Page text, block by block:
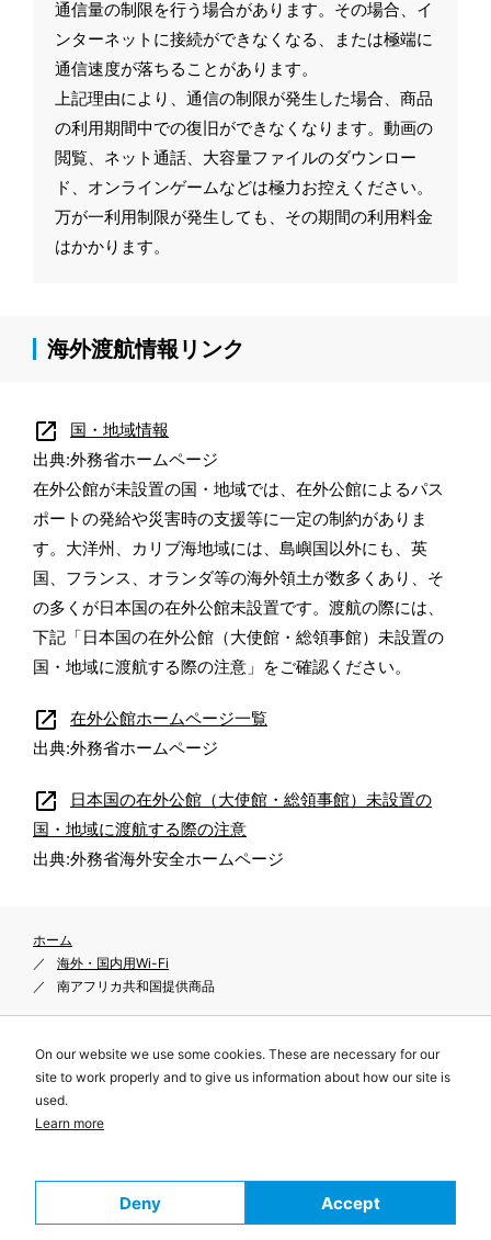
通信量の制限を行う場合があります。その場合、イ
ンターネットに接続ができなくなる、または極端に
通信速度が落ちることがあります。
上記理由により、通信の制限が発生した場合、商品
の利用期間中での復旧ができなくなります。動画の
閲覧、ネット通話、大容量ファイルのダウンロー
ド、オンラインゲームなどは極力お控えください。
万が一利用制限が発生しても、その期間の利用料金
はかかります。
海外渡航情報リンク
open_in_new
国・地域情報
出典:外務省ホームページ
在外公館が未設置の国・地域では、在外公館によるパス
ポートの発給や災害時の支援等に一定の制約がありま
す。大洋州、カリブ海地域には、島嶼国以外にも、英
国、フランス、オランダ等の海外領土が数多くあり、そ
の多くが日本国の在外公館未設置です。渡航の際には、
下記「日本国の在外公館（大使館・総領事館）未設置の
国・地域に渡航する際の注意」をご確認ください。
open_in_new
在外公館ホームページ一覧
出典:外務省ホームページ
open_in_new
日本国の在外公館（大使館・総領事館）未設置の
国・地域に渡航する際の注意
出典:外務省海外安全ホームページ
ホーム
海外・国内用Wi-Fi
南アフリカ共和国提供商品
プライバシーポリシー
サイトポリシー
特定商取引に関する表示
© Telecom Square, Inc. All Rights Reserved.
On our website we use some cookies. These are necessary for our
site to work properly and to give us information about how our site is
used.
Learn more
Deny Accept